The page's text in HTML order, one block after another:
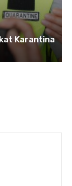
Karantina